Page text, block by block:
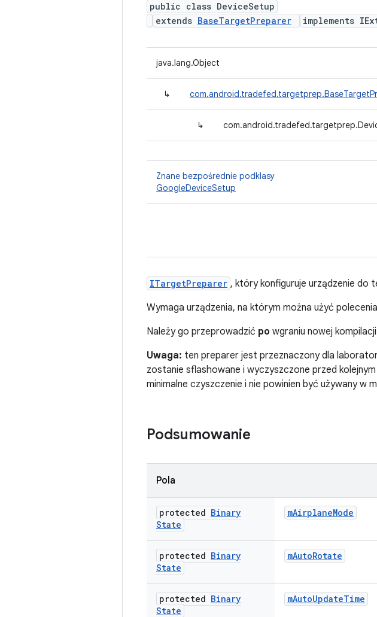
public class DeviceSetup
extends BaseTargetPreparer implements
java.lang.Object
↳
↳
Znane bezpośrednie podklasy
GoogleDeviceSetup
ITargetPreparer , który konfiguruje urządzenie do
Wymaga urządzenia, na którym można użyć
Należy go przeprowadzić po wgraniu nowej
Uwaga: ten preparer jest przeznaczony dla
zostanie sflashowane i wyczyszczone przed
minimalne czyszczenie i nie powinien być używany w
Podsumowanie
Pola
protected Binary
State
mAirplaneMode
protected Binary
State
mAutoRotate
protected Binary
State
mAutoUpdateTime